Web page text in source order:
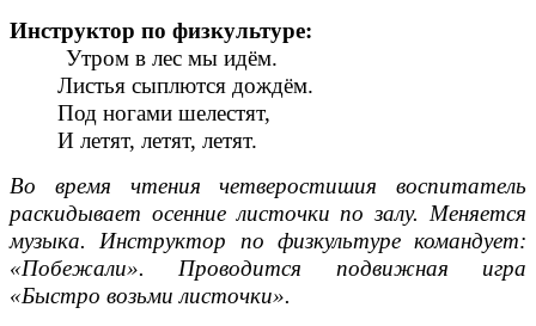
Инструктор по физкультуре:
Утром в лес мы идём.
Листья сыплются дождём.
Под ногами шелестят,
И летят, летят, летят.
Во время чтения четверостишия воспитатель
раскидывает осенние листочки по залу. Меняется
музыка. Инструктор по физкультуре командует:
«Побежали». Проводится подвижная игра
«Быстро возьми листочки».